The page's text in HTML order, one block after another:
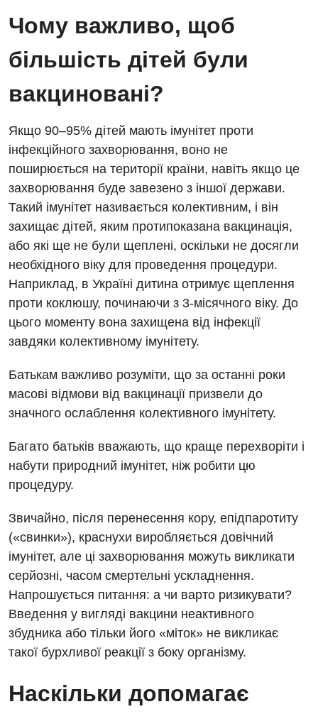
Гастроентерологія
Гематологія
Гінекологічне відділення
Денний стаціонар
Дерматовенерологія
Ендокринологія
Кардіологія
Кардіохірургія
Мамологія
Медична психологія
Неврологія
Нейрохірургія
Онкологічне відділлення
Офтальмологічне відділення
Педіатричне відділення
Проктологія
Пульмонологія
Ревматологія
Терапевтичне відділення
Травматологічне відділення
Чому важливо, щоб
більшість дітей були
вакциновані?
Якщо 90–95% дітей мають імунітет проти
інфекційного захворювання, воно не
поширюється на території країни, навіть якщо це
захворювання буде завезено з іншої держави.
Такий імунітет називається колективним, і він
захищає дітей, яким протипоказана вакцинація,
або які ще не були щеплені, оскільки не досягли
необхідного віку для проведення процедури.
Наприклад, в Україні дитина отримує щеплення
проти коклюшу, починаючи з 3-місячного віку. До
цього моменту вона захищена від інфекції
завдяки колективному імунітету.
Батькам важливо розуміти, що за останні роки
масові відмови від вакцинації призвели до
значного ослаблення колективного імунітету.
Багато батьків вважають, що краще перехворіти і
набути природний імунітет, ніж робити цю
процедуру.
Звичайно, після перенесення кору, епідпаротиту
(«свинки»), краснухи виробляється довічний
імунітет, але ці захворювання можуть викликати
серйозні, часом смертельні ускладнення.
Напрошується питання: а чи варто ризикувати?
Введення у вигляді вакцини неактивного
збудника або тільки його «міток» не викликає
такої бурхливої реакції з боку організму.
Наскільки допомагає